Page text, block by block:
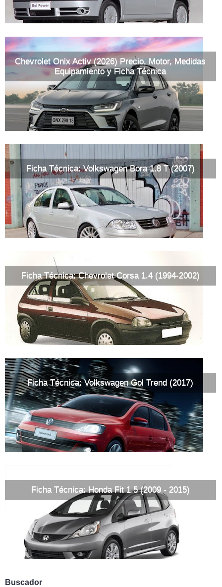
Chevrolet Onix Activ (2026) Precio, Motor, Medidas
Equipamiento y Ficha Técnica
Ficha Técnica: Volkswagen Bora 1.8 T (2007)
Ficha Técnica: Chevrolet Corsa 1.4 (1994-2002)
Ficha Técnica: Volkswagen Gol Trend (2017)
Ficha Técnica: Honda Fit 1.5 (2009 - 2015)
Buscador